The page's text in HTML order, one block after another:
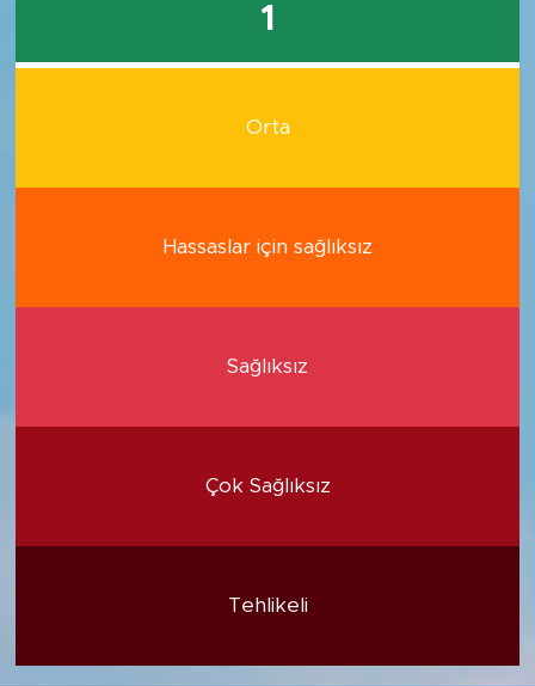
1
Orta
Hassaslar için sağlıksız
Sağlıksız
Çok Sağlıksız
Tehlikeli